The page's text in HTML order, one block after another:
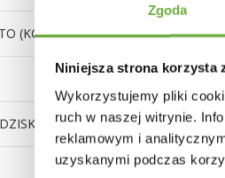
Zgoda
Niniejsza strona korzysta
Wykorzystujemy pliki
ruch w naszej witrynie.
reklamowym i
uzyskanymi podczas
(KG) 10
Z